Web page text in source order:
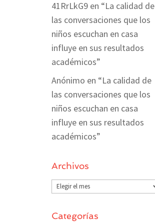
41RrLkG9en “La calidad de
las conversaciones que los
niños escuchan en casa
influye en sus resultados
académicos”
Anónimo en “La calidad de
las conversaciones que los
niños escuchan en casa
influye en sus resultados
académicos”
Archivos
Archivos
Categorías